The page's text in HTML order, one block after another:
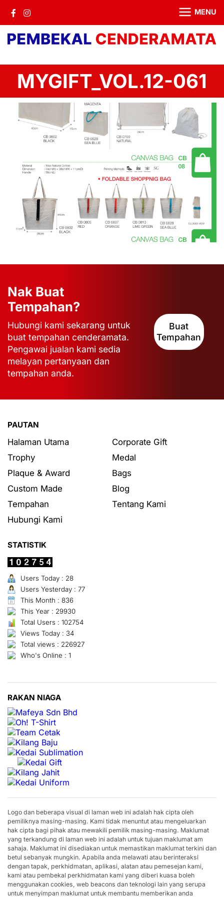
MENU
MYGIFT_VOL.12-061
Nak Buat
Tempahan?
Hubungi kami sekarang untuk
buat tempahan cenderamata.
Pengawai jualan kami sedia
melayan pertanyaan dan
tempahan anda.
Buat
Tempahan
PAUTAN
Halaman Utama
Corporate Gift
Trophy
Medal
Plaque & Award
Bags
Custom Made
Blog
Tempahan
Tentang Kami
Hubungi Kami
STATISTIK
Users Today : 28
Users Yesterday : 77
This Month : 836
This Year : 29930
Total Users : 102754
Views Today : 34
Total views : 226927
Who's Online : 1
RAKAN NIAGA
Logo dan beberapa visual di laman web ini adalah hak cipta oleh
pemiliknya masing-masing. Kami tidak menuntut atau mengeluarkan
hak cipta bagi pihak atau mewakili pemilik masing-masing. Maklumat
yang terkandung di laman web ini adalah untuk tujuan maklumat am
sahaja. Maklumat ini disediakan untuk memastikan maklumat terkini dan
betul sebanyak mungkin. Apabila anda melawati atau berinteraksi
dengan tapak, perkhidmatan, aplikasi, alatan atau pemesejan kami,
kami atau pembekal perkhidmatan kami yang diberi kuasa boleh
menggunakan cookies, web beacons dan teknologi lain yang serupa
untuk menyimpan maklumat untuk membantu memberikan anda